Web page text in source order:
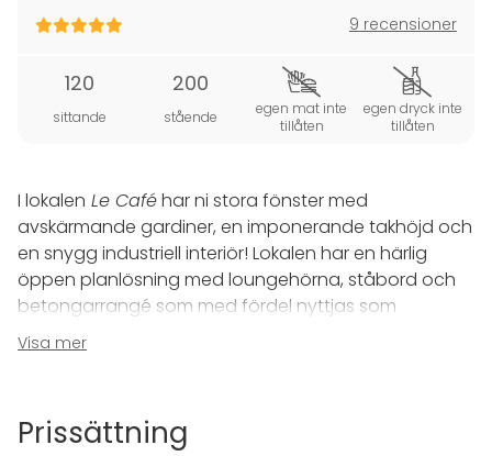
9 recensioner
120
sittande
200
stående
egen mat inte
tillåten
egen dryck inte
tillåten
I lokalen Le Caféhar ni stora fönster med
avskärmande gardiner, en imponerande takhöjd och
en snygg industriell interiör! Lokalen har en härlig
öppen planlösning med loungehörna, ståbord och
betongarrangé som med fördel nyttjas som
serveringsyta med välkomstbubbel, buffé eller
plockrätter. Metallbjälkarna är original från
Under sommarmånaderna går det även att nyttja
Visa mer
Prissättning